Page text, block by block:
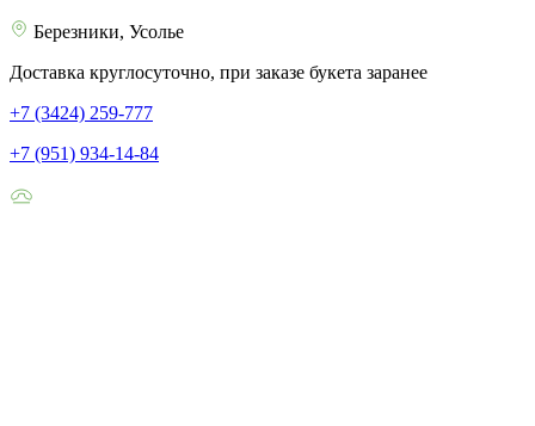
Березники, Усолье
Доставка круглосуточно, при заказе букета заранее
+7 (3424) 259-777
+7 (951) 934-14-84